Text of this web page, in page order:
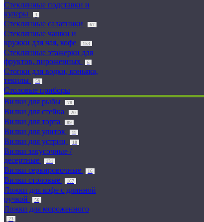
Стеклянные подставки и
кулеры
3
Стеклянные салатники 67
Стеклянные чашки и
кружки для чая, кофе
153
Стеклянные этажерки для
фруктов, пироженных
6
Стопки для водки, коньяка,
текилы
59
Столовые приборы
Вилки для рыбы
78
Вилки для стейка 20
Вилки для торта 89
Вилки для улиток 11
Вилки для устриц 10
Вилки закусочные /
десертные
131
Вилки сервировочные 16
Вилки столовые 167
Ложки для кофе с длинной
ручкой
56
Ложки для мороженного
23